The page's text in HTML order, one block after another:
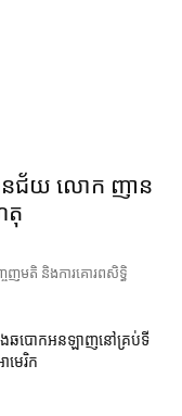
មានជ័យ លោក ញាន
តុ
ញមតិ និង​ការគោរព​សិទ្ធិ
លោង​ឆបោក​អនឡាញ​នៅ​គ្រប់​ទី
មេរិក